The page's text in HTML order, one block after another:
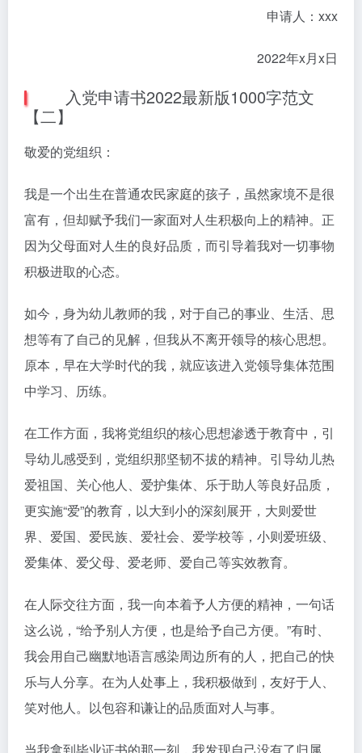
申请人：xxx
2022年x月x日
入党申请书2022最新版1000字范文
【二】
敬爱的党组织：
我是一个出生在普通农民家庭的孩子，虽然家境不是很
富有，但却赋予我们一家面对人生积极向上的精神。正
因为父母面对人生的良好品质，而引导着我对一切事物
积极进取的心态。
如今，身为幼儿教师的我，对于自己的事业、生活、思
想等有了自己的见解，但我从不离开领导的核心思想。
原本，早在大学时代的我，就应该进入党领导集体范围
中学习、历练。
在工作方面，我将党组织的核心思想渗透于教育中，引
导幼儿感受到，党组织那坚韧不拔的精神。引导幼儿热
爱祖国、关心他人、爱护集体、乐于助人等良好品质，
更实施“爱”的教育，以大到小的深刻展开，大则爱世
界、爱国、爱民族、爱社会、爱学校等，小则爱班级、
爱集体、爱父母、爱老师、爱自己等实效教育。
在人际交往方面，我一向本着予人方便的精神，一句话
这么说，“给予别人方便，也是给予自己方便。”有时、
我会用自己幽默地语言感染周边所有的人，把自己的快
乐与人分享。在为人处事上，我积极做到，友好于人、
笑对他人。以包容和谦让的品质面对人与事。